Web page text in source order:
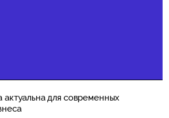
для современных